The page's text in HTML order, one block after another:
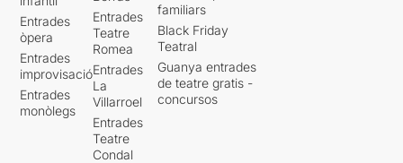
Entrades
òpera
Entrades
improvisació
Entrades
monòlegs
Entrades
Teatre
Romea
Entrades
La
Villarroel
Entrades
Teatre
Condal
familiars
Black Friday
Teatral
Guanya entrades
de teatre gratis -
concursos